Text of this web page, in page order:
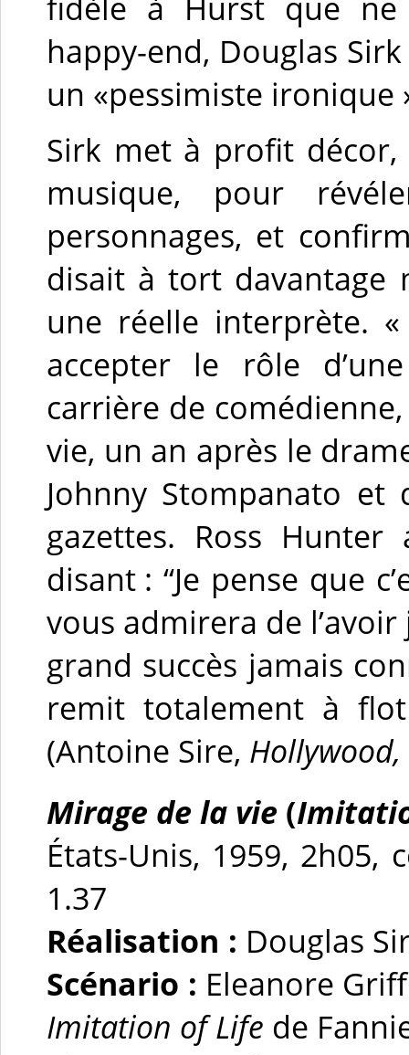
happy-end, Douglas
un «pessimiste ironique
Sirk met à profit décor,
musique, pour
personnages, et
disait à tort davantage
une réelle interprète. «
accepter le rôle
carrière de
vie, un an après le
Johnny Stompanato
gazettes. Ross
disant : “Je pense que
vous admirera de
grand succès jamais
remit totalement à
(Antoine Sire,
Mirage de la vie (
États-Unis, 1959, 2h05,
1.37
Réalisation : Douglas
Scénario : Eleanore
Imitation of Life de